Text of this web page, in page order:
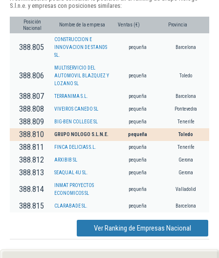
S.l.n.e. y empresas con posiciones similares:
Posición
Nacional
Nombre de la empresa Ventas (€) Provincia
388.805
CONSTRUCCION E
INNOVACION DE STANDS
SL.
pequeña Barcelona
388.806
MULTISERVICIO DEL
AUTOMOVIL BLAZQUEZ Y
LOZANO SL
pequeña Toledo
388.807 TERRANIMA S.L. pequeña Barcelona
388.808 VIVEIROS CANEDO SL pequeña Pontevedra
388.809 BIG-BEN COLLEGE SL pequeña Tenerife
388.810 GRUPO NOLOGO S.L.N.E. pequeña Toledo
388.811 FINCA DELICIAS S.L. pequeña Tenerife
388.812 ARXIBIB SL pequeña Gerona
388.813 SEAQUAL 4U SL. pequeña Gerona
388.814
INMAT PROYECTOS
ECONOMICOS SL
pequeña Valladolid
388.815 CLARABADE SL. pequeña Barcelona
Ver Ranking de Empresas Nacional